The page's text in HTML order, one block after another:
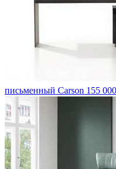
письменный Carson 155